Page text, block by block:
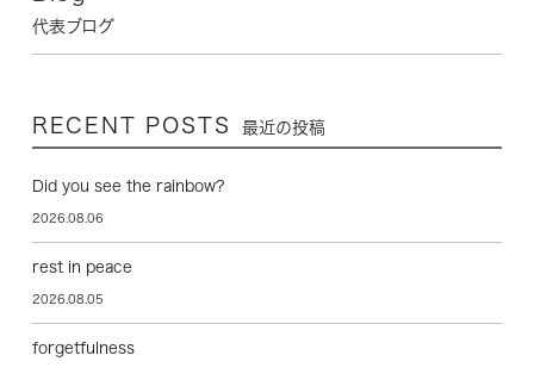
代表ブログ
RECENT POSTS 最近の投稿
Did you see the rainbow?
2026.08.06
rest in peace
2026.08.05
forgetfulness